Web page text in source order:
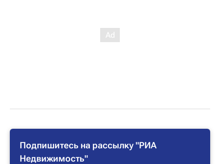
Подпишитесь на рассылку "РИА
Недвижимость"